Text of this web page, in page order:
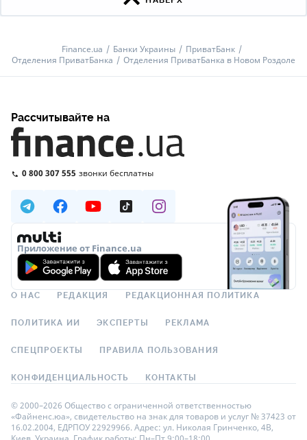
Finance.ua Банки Украины
ПриватБанк
Отделения ПриватБанка
Отделения ПриватБанка в Новом Роздоле
Рассчитывайте на
0 800 307 555 звонки бесплатны
Приложение от Finance.ua
О НАС РЕДАКЦИЯ РЕДАКЦИОННАЯ ПОЛИТИКА
ПОЛИТИКА ИИ ЭКСПЕРТЫ РЕКЛАМА
СПЕЦПРОЕКТЫ ПРАВИЛА ПОЛЬЗОВАНИЯ
КОНФИДЕНЦИАЛЬНОСТЬ КОНТАКТЫ
© 2000–2026 Общество с ограниченной ответственностью
«Файненс.юа», свидетельство на знак для товаров и услуг № 37423 от
16.02.2004, ЕДРПОУ 22929966. Адрес: ул. Николая Гринченко, 4В,